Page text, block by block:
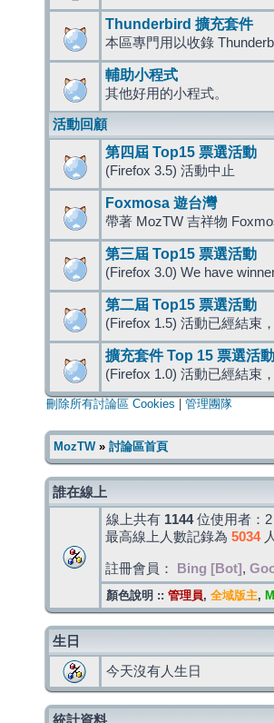
Thunderbird 擴充套件
本區專門用以收錄
輔助小程式
其他好用的小程式。
活動回顧
第四屆 Top15 票選活動
(Firefox 3.5) 活動中止
Foxmosa 遊台灣
帶著 MozTW 吉祥物
第三屆 Top15 票選活動
(Firefox 3.0) We have
第二屆 Top15 票選活動
(Firefox 1.5) 活動已經結束，
擴充套件 Top 15 票選活動
(Firefox 1.0) 活動已經結束，
刪除所有討論區 Cookies 管理團隊
MozTW» 討論區首頁
誰在線上
線上共有 1144位使用者：2
最高線上人數記錄為 5034
註冊會員： Bing [Bot] ,
顏色說明 :: 管理員, 全域版主,
生日
今天沒有人生日